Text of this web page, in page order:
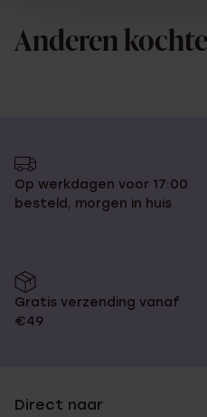
Anderen
Op werkdagen voor 17:00
besteld, morgen in huis
Gratis verzending vanaf
€49
Direct naar